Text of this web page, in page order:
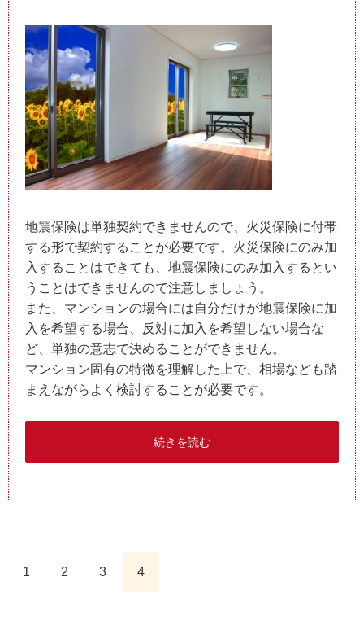
地震保険は単独契約できませんので、火災保険に付帯
する形で契約することが必要です。火災保険にのみ加
入することはできても、地震保険にのみ加入するとい
うことはできませんので注意しましょう。
また、マンションの場合には自分だけが地震保険に加
入を希望する場合、反対に加入を希望しない場合な
ど、単独の意志で決めることができません。
マンション固有の特徴を理解した上で、相場なども踏
まえながらよく検討することが必要です。
続きを読む
1 2 3 4